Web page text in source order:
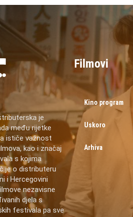
je
među rijetke
ističe važnost
kao i značaj
s kojima
je o distributeru
i Hercegovini
nezavisne
djela s
festivala pa sve
Filmovi
Kino program
Uskoro
Arhiva